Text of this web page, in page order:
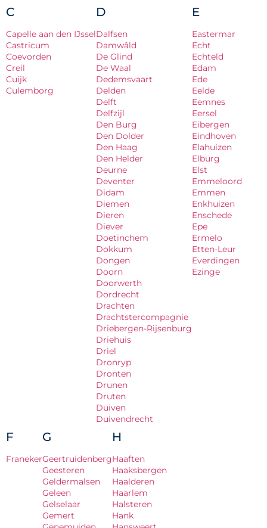
C
Capelle aan den IJssel
Castricum
Coevorden
Creil
Cuijk
Culemborg
D
Dalfsen
Damwâld
De Glind
De Waal
Dedemsvaart
Delden
Delft
Delfzijl
Den Burg
Den Dolder
Den Haag
Den Helder
Deurne
Deventer
Didam
Diemen
Dieren
Diever
Doetinchem
Dokkum
Dongen
Doorn
Doorwerth
Dordrecht
Drachten
Drachtstercompagnie
Driebergen-Rijsenburg
Driehuis
Driel
Dronryp
Dronten
Drunen
Druten
Duiven
Duivendrecht
E
Eastermar
Echt
Echteld
Edam
Ede
Eelde
Eemnes
Eersel
Eibergen
Eindhoven
Elahuizen
Elburg
Elst
Emmeloord
Emmen
Enkhuizen
Enschede
Epe
Ermelo
Etten-Leur
Everdingen
Ezinge
F
Franeker
G
Geertruidenberg
Geesteren
Geldermalsen
Geleen
Gelselaar
Gemert
H
Haaften
Haaksbergen
Haalderen
Haarlem
Halsteren
Hank